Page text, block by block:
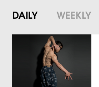
DAILY WEEKLY